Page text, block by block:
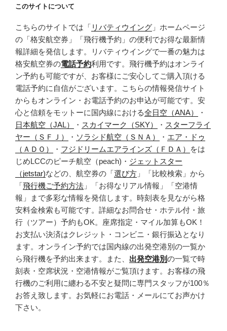
このサイトについて
こちらのサイトでは「 リバティウイング 」ホームページ
の「格安航空券」「飛行機予約」の便利でお得な最新情
報詳細を発信します。リバティウイングで一番の魅力は
格安航空券の電話予約利用です。飛行機予約はオンライ
ン予約も可能ですが、お客様にご安心してご購入頂ける
電話予約に自信がございます。こちらの情報発信サイト
からもオンライン・お電話予約のお申込が可能です。安
心と信頼をモットーに国内線における全日空（ANA）
・
日本航空（JAL）
・ スカイマーク（SKY） ・ スターフライ
ヤー（ＳＦＪ）
・ ソラシド航空（ＳＮＡ） ・ エア・ドゥ
（ＡＤＯ）
・ フジドリームエアラインズ（ＦＤＡ）
をは
じめLCCのピーチ航空（peach)・ ジェットスター
（jetstar)などの、航空券の「選び方 」「比較検索」から
「飛行機ご予約方法 」「お得なリアル情報」「空港情
報」まで多彩な情報を発信します。時刻表を見ながら格
安料金検索も可能です。詳細なお問合せ・ホテル付・旅
行（ツアー）予約もOK。座席指定・マイル加算もOK！
お支払い決済はクレジット・コンビニ・銀行振込となり
ます。オンライン予約では国内線の出発空港別の一覧か
ら飛行機を予約出来ます。また、 出発空港別の一覧で時
刻表・空席状況・空港情報がご覧頂けます。お客様の飛
行機のご利用に纏わる不安と疑問に専門スタッフが100％
お答え致します。お気軽にお電話・メールにてお声かけ
下さい。